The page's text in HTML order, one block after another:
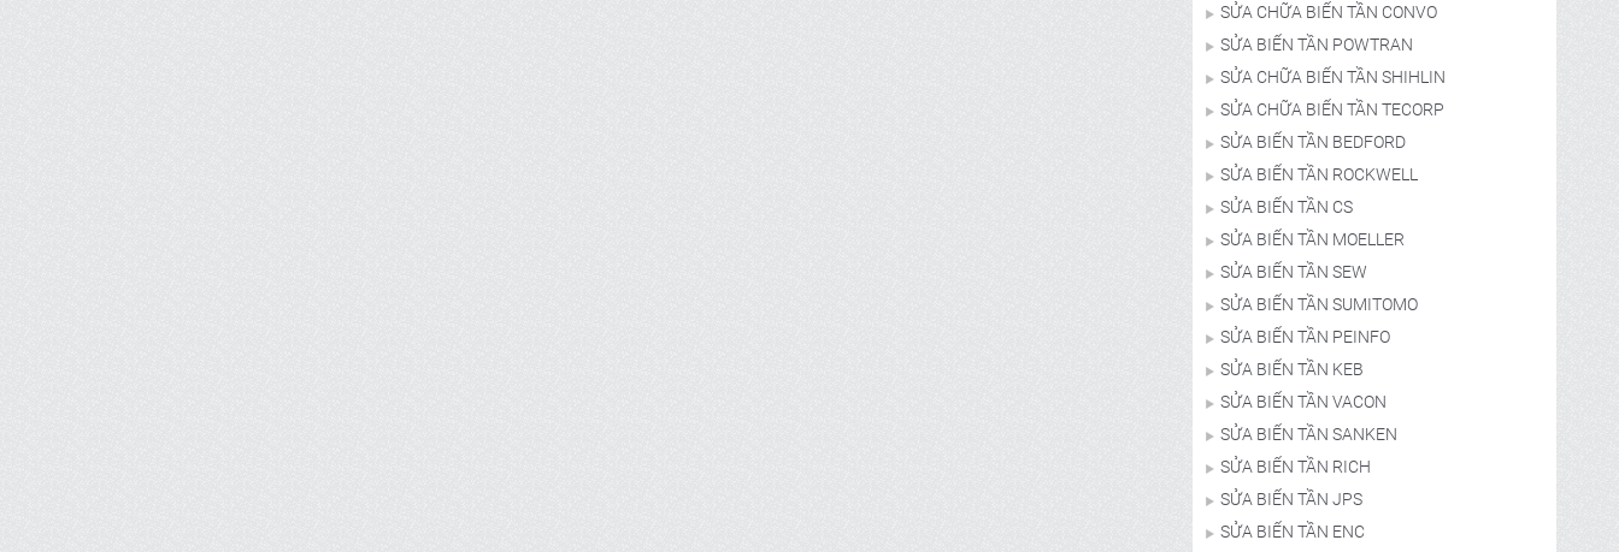
SỬA CHỮA BIẾN TẦN CONVO
SỬA BIẾN TẦN POWTRAN
SỬA CHỮA BIẾN TẦN SHIHLIN
SỬA CHỮA BIẾN TẦN TECORP
SỬA BIẾN TẦN BEDFORD
SỬA BIẾN TẦN ROCKWELL
SỬA BIẾN TẦN CS
SỬA BIẾN TẦN MOELLER
SỬA BIẾN TẦN SEW
SỬA BIẾN TẦN SUMITOMO
SỬA BIẾN TẦN PEINFO
SỬA BIẾN TẦN KEB
SỬA BIẾN TẦN VACON
SỬA BIẾN TẦN SANKEN
SỬA BIẾN TẦN RICH
SỬA BIẾN TẦN JPS
SỬA BIẾN TẦN ENC